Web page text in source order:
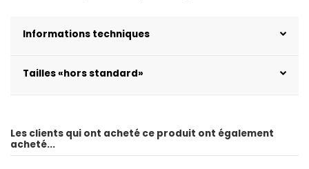
Informations techniques
Tailles «hors standard»
Les clients qui ont acheté ce produit ont également
acheté...